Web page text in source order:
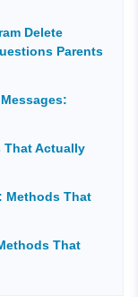
Delete
Parents
That Actually
Methods That
That